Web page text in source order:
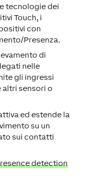
tecnologie dei
Touch, i
con
Presenza.
di
nelle
gli ingressi
sensori o
ed estende la
su un
sui contatti
detection